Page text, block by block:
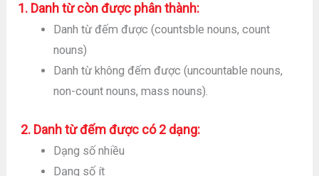
1. Danh từ còn được phân thành:
Danh từ đếm được (countsble nouns, count
nouns)
Danh từ không đếm được (uncountable nouns,
non-count nouns, mass nouns).
2. Danh từ đếm được có 2 dạng:
Dạng số nhiều
Dạng số ít